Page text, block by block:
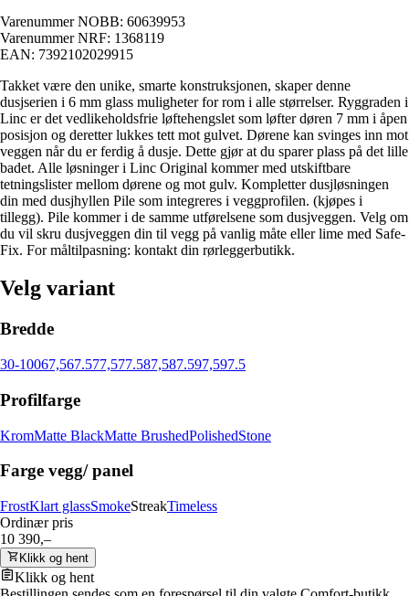
Varenummer NOBB: 60639953
Varenummer NRF: 1368119
EAN: 7392102029915
Takket være den unike, smarte konstruksjonen, skaper denne
dusjserien i 6 mm glass muligheter for rom i alle størrelser. Ryggraden i
Linc er det vedlikeholdsfrie løftehengslet som løfter døren 7 mm i åpen
posisjon og deretter lukkes tett mot gulvet. Dørene kan svinges inn mot
veggen når du er ferdig å dusje. Dette gjør at du sparer plass på det lille
badet. Alle løsninger i Linc Original kommer med utskiftbare
tetningslister mellom dørene og mot gulv. Kompletter dusjløsningen
din med dusjhyllen Pile som integreres i veggprofilen. (kjøpes i
tillegg). Pile kommer i de samme utførelsene som dusjveggen. Velg om
du vil skru dusjveggen din til vegg på vanlig måte eller lime med Safe-
Fix. For måltilpasning: kontakt din rørleggerbutikk.
Velg variant
Bredde
30-10067,567.577,577.587,587.597,597.5
Profilfarge
KromMatte BlackMatte BrushedPolishedStone
Farge vegg/ panel
FrostKlart glassSmokeStreakTimeless
Ordinær pris
10 390,–
Klikk og hent
Klikk og hent